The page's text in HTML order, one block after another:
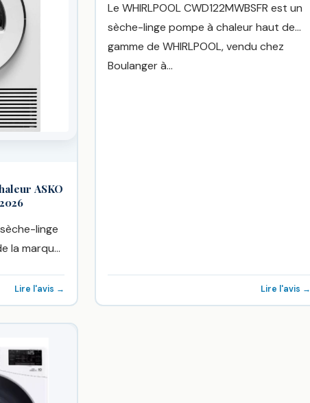
ASKO
sèche-linge
la marque
Lire l'avis →
Le WHIRLPOOL CWD122MWBSFR est un
sèche-linge pompe à chaleur haut de
gamme de WHIRLPOOL, vendu chez
Boulanger à...
Lire l'avis →